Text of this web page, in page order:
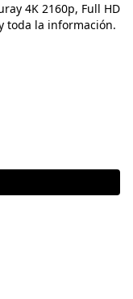
4K 2160p, Full HD
toda la información.